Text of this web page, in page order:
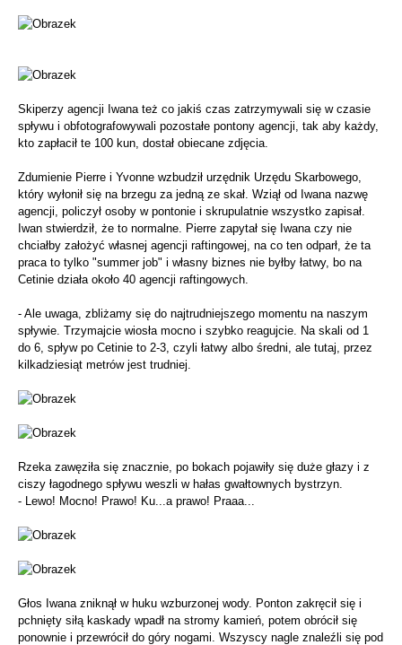
Skiperzy agencji Iwana też co jakiś czas zatrzymywali się w czasie
spływu i obfotografowywali pozostałe pontony agencji, tak aby każdy,
kto zapłacił te 100 kun, dostał obiecane zdjęcia.
Zdumienie Pierre i Yvonne wzbudził urzędnik Urzędu Skarbowego,
który wyłonił się na brzegu za jedną ze skał. Wziął od Iwana nazwę
agencji, policzył osoby w pontonie i skrupulatnie wszystko zapisał.
Iwan stwierdził, że to normalne. Pierre zapytał się Iwana czy nie
chciałby założyć własnej agencji raftingowej, na co ten odparł, że ta
praca to tylko "summer job" i własny biznes nie byłby łatwy, bo na
Cetinie działa około 40 agencji raftingowych.
- Ale uwaga, zbliżamy się do najtrudniejszego momentu na naszym
spływie. Trzymajcie wiosła mocno i szybko reagujcie. Na skali od 1
do 6, spływ po Cetinie to 2-3, czyli łatwy albo średni, ale tutaj, przez
kilkadziesiąt metrów jest trudniej.
Rzeka zawęziła się znacznie, po bokach pojawiły się duże głazy i z
ciszy łagodnego spływu weszli w hałas gwałtownych bystrzyn.
- Lewo! Mocno! Prawo! Ku...a prawo! Praaa...
Głos Iwana zniknął w huku wzburzonej wody. Ponton zakręcił się i
pchnięty siłą kaskady wpadł na stromy kamień, potem obrócił się
ponownie i przewrócił do góry nogami. Wszyscy nagle znaleźli się pod